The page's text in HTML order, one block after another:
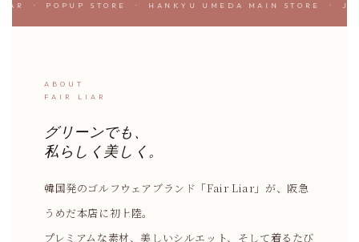
· POPUP STORE · HANKYU UMEDA MAIN STORE ·
ABOUT
FAIR LIAR
グリーンでも、
私らしく美しく。
韓国発のゴルフウェアブランド「Fair Liar」が、阪急
うめだ本店に初上陸。
プレミアムな素材、美しいシルエット、そして着るたび